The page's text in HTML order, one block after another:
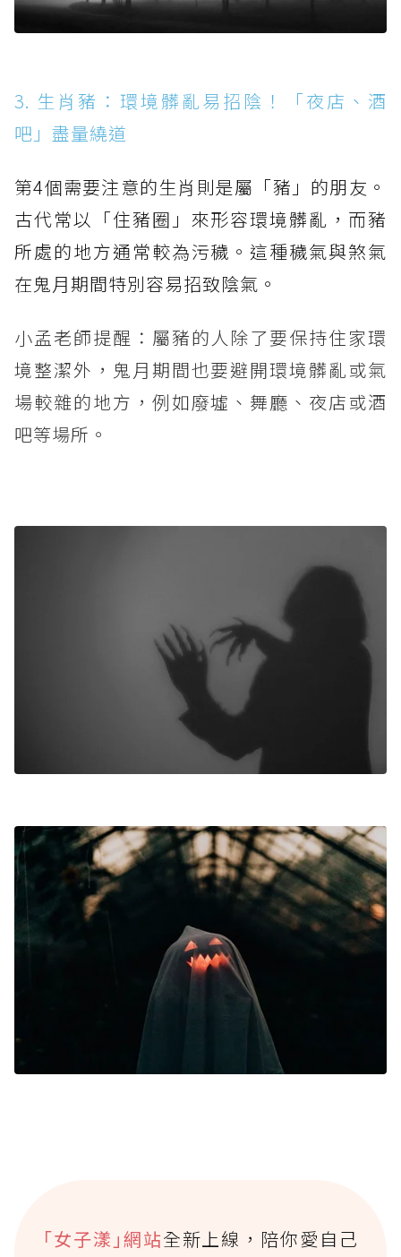
3. 生肖豬：環境髒亂易招陰！「夜店、酒
吧」盡量繞道
第4個需要注意的生肖則是屬「豬」的朋友。
古代常以「住豬圈」來形容環境髒亂，而豬
所處的地方通常較為污穢。這種穢氣與煞氣
在鬼月期間特別容易招致陰氣。
小孟老師提醒：屬豬的人除了要保持住家環
境整潔外，鬼月期間也要避開環境髒亂或氣
場較雜的地方，例如廢墟、舞廳、夜店或酒
吧等場所。
｢女子漾｣網站全新上線，陪你愛自己